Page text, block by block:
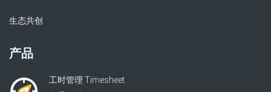
生态共创
产品
工时管理 Timesheet